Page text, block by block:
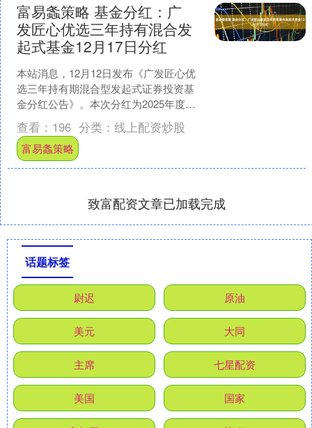
富易螽策略 基金分红：广
发匠心优选三年持有混合发
起式基金12月17日分红
本站消息，12月12日发布《广发匠心优
选三年持有期混合型发起式证券投资基
金分红公告》。本次分红为2025年度的
第1次分红。公告显示，本次分红的收益
分配基准日为1....
查看： 196 分类： 线上配资炒股
富易螽策略
致富配资文章已加载完成
话题标签
尉迟 原油
美元 大同
主席 七星配资
美国 国家